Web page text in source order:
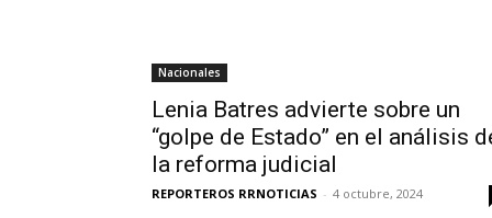
Nacionales
Lenia Batres advierte sobre un
“golpe de Estado” en el análisis
la reforma judicial
REPORTEROS RRNOTICIAS - 4 octubre, 2024